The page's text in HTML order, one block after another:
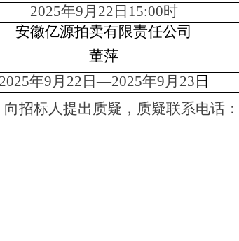
2025年9月 22 日 15:00时
安徽亿源拍卖有限责任公司
董萍
2025年9月 22 日—2025年9月 23 日
招标人提出质疑，质疑联系电话：